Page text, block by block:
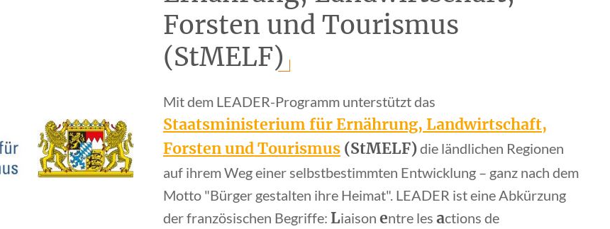
Forsten und Tourismus
(StMELF)
Mit dem LEADER-Programm unterstützt das
Staatsministerium für Ernährung, Landwirtschaft,
Forsten und Tourismus (StMELF)die ländlichen Regionen
auf ihrem Weg einer selbstbestimmten Entwicklung – ganz nach dem
Motto "Bürger gestalten ihre Heimat". LEADER ist eine Abkürzung
der französischen Begriffe: Liaison entre les actions de